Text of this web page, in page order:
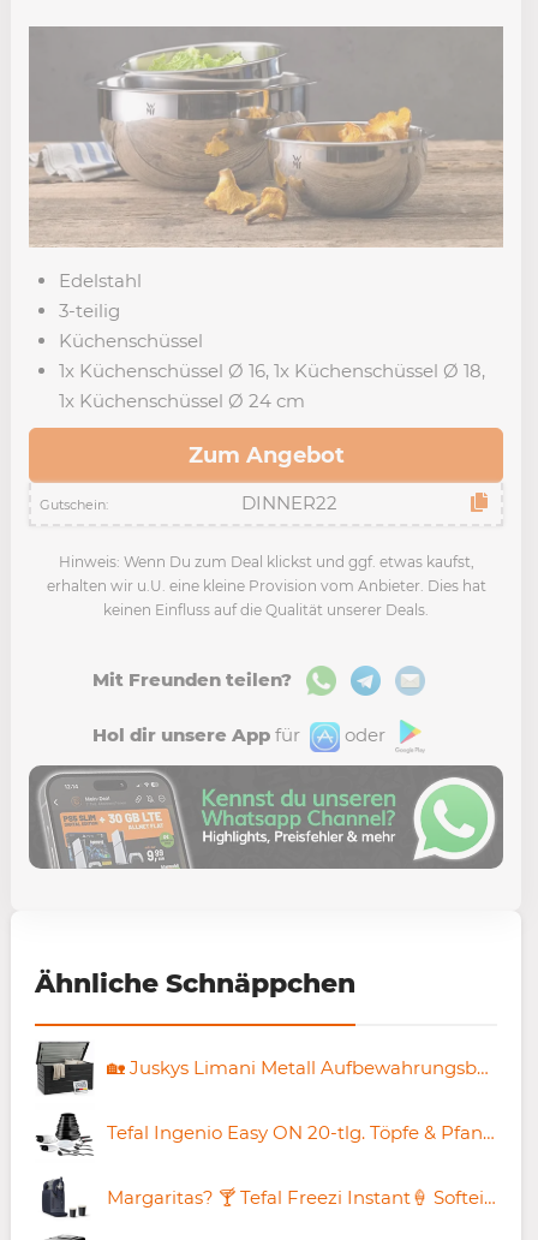
Edelstahl
3-teilig
Küchenschüssel
1x Küchenschüssel Ø 16, 1x Küchenschüssel Ø 18,
1x Küchenschüssel Ø 24 cm
Zum Angebot
Gutschein:
Hinweis: Wenn Du zum Deal klickst und ggf. etwas kaufst,
erhalten wir u.U. eine kleine Provision vom Anbieter. Dies hat
keinen Einfluss auf die Qualität unserer Deals.
Mit Freunden teilen?
Hol dir unsere Appfür oder
Ähnliche Schnäppchen
🏡 Juskys Limani Metall Aufbewahrungsbox mit 380 Liter für 98,89€ (statt 120€)
Tefal Ingenio Easy ON 20-tlg. Töpfe & Pfannen Set für 159,99€ (statt 194€)
Margaritas? 🍸 Tefal Freezi Instant🍦 Softeis- & Slushmaschine für 299,99€ (statt 380€)